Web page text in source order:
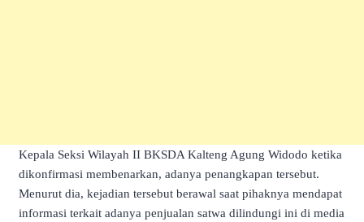
Kepala Seksi Wilayah II BKSDA Kalteng Agung Widodo ketika
dikonfirmasi membenarkan, adanya penangkapan tersebut.
Menurut dia, kejadian tersebut berawal saat pihaknya mendapat
informasi terkait adanya penjualan satwa dilindungi ini di media